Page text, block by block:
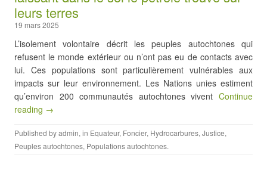
leurs terres
19 mars 2025
L’isolement volontaire décrit les peuples autochtones qui
refusent le monde extérieur ou n’ont pas eu de contacts avec
lui. Ces populations sont particulièrement vulnérables aux
impacts sur leur environnement. Les Nations unies estiment
qu’environ 200 communautés autochtones vivent Continue
reading →
Published byadmin, in Equateur, Foncier, Hydrocarbures, Justice,
Peuples autochtones, Populations autochtones.